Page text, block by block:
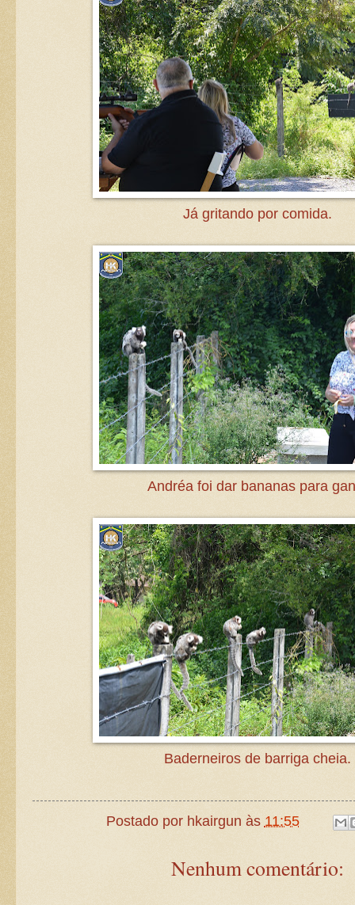
Já gritando por comida.
Andréa foi dar bananas para
Baderneiros de barriga cheia.
Postado por hkairgun às 11:55
Nenhum comentário: